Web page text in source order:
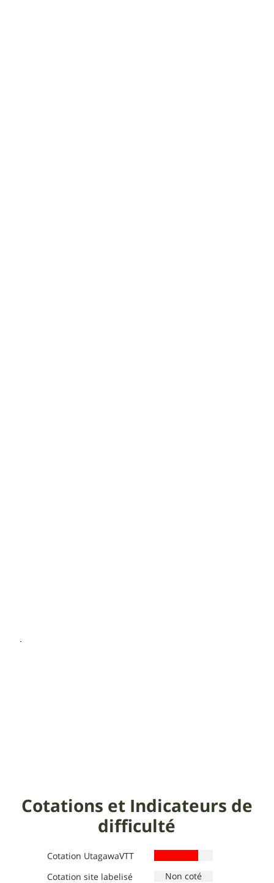
Cotations et Indicateurs de
difficulté
Cotation UtagawaVTT
Cotation site labelisé